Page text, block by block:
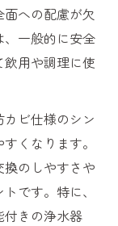
への配慮が欠
一般的に安全
用や調理に使
ビ仕様のシン
くなります。
のしやすさや
です。特に、
付きの浄水器